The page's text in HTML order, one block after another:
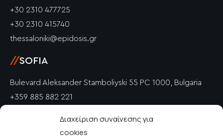
Διαχείριση συναίνεσης για
cookies
+30 2310 477725
+30 2310 415740
thessaloniki@epidosis.gr
//SOFIA
Bulevard Aleksander Stamboliyski 55 PC 1000, Bulgaria
+359 885 882 221
PETRICH